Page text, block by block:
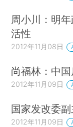
周小川：明
活性
2012年11月08日
尚福林：中
2012年11月09日
国家发改委
2012年11月09日